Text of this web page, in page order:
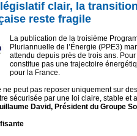
clair, la
reste fragile
La publication de la troisième
Pluriannuelle de l’Énergie (PPE3)
attendu depuis près de trois ans.
constitue pas une trajectoire
pour la France.
peut pas reposer uniquement sur
sécurisée par une loi claire, stable et
David, Président du Groupe